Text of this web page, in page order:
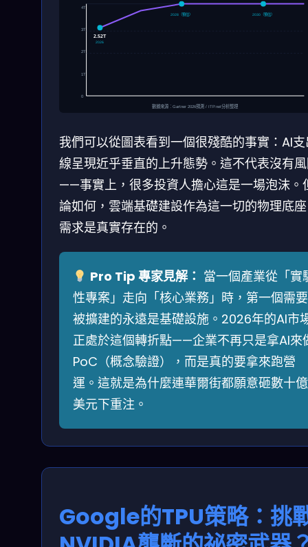
0
1T
2T
3T
4T
2.52T
2026
2028（預估） 2030（預估）
數據來源：Gartner 2026預測 / ITP.net分析整理
我們可以從圖表看到一個很殘酷的事實：AI
線呈現近乎垂直的上升態勢。這不代表沒有
——事實上，很多投資人擔心這是一場泡沫。
論如何，雲端基礎建設作為這一切的物理底
需求是真實存在的。
Pro Tip 專家見解： 當一個產業從「實
性專案」走向「核心業務」時，第一個需要
被擴建的永遠是基礎設施。2026年的AI市
正處於這個轉折點——企業不再只是拿AI來
PoC（概念驗證），而是真的要拿來跑營
運。這就是為什麼連華爾街都願意砸數十億
美元下重注。
Google的TPU策略：挑